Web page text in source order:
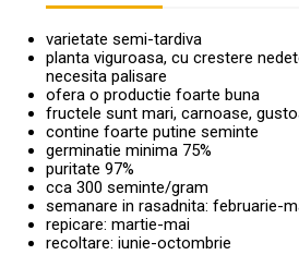
varietate semi-tardiva
planta viguroasa, cu crestere
necesita palisare
ofera o productie foarte buna
fructele sunt mari, carnoase,
contine foarte putine seminte
germinatie minima 75%
puritate 97%
cca 300 seminte/gram
semanare in rasadnita: februarie-
repicare: martie-mai
recoltare: iunie-octombrie